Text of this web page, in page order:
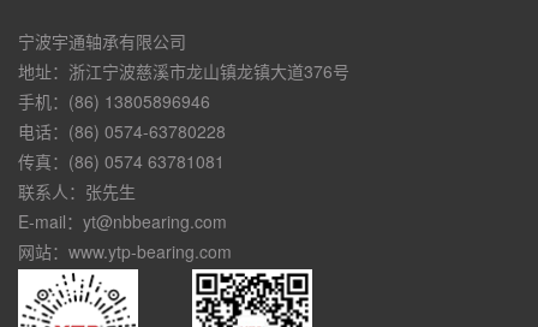
宁波宇通轴承有限公司
地址：浙江宁波慈溪市龙山镇龙镇大道376号
手机：(86) 13805896946
电话：(86) 0574-63780228
传真：(86) 0574 63781081
联系人：张先生
E-mail：yt@nbbearing.com
网站：www.ytp-bearing.com